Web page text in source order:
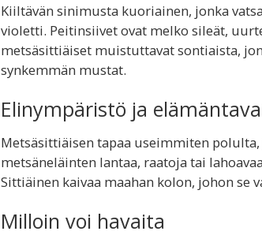
Kiiltävän sinimusta kuoriainen, jonka
violetti. Peitinsiivet ovat melko sileät,
metsäsittiäiset muistuttavat sontiaista,
synkemmän mustat.
Elinympäristö ja
Metsäsittiäisen tapaa useimmiten polulta,
metsäneläinten lantaa, raatoja tai
Sittiäinen kaivaa maahan kolon, johon se
Milloin voi havaita